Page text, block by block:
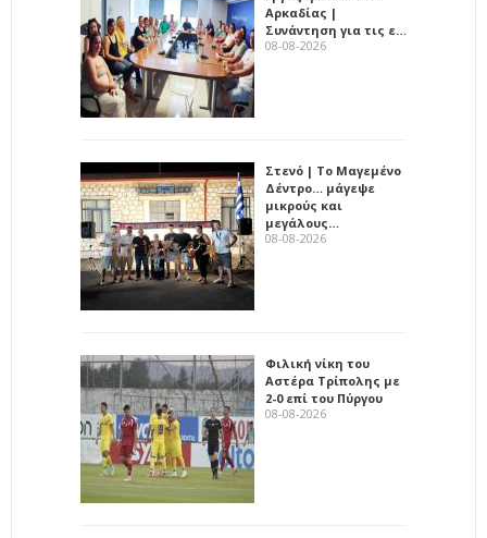
Αρκαδίας |
Συνάντηση για τις ε…
08-08-2026
Στενό | Το Μαγεμένο
Δέντρο… μάγεψε
μικρούς και
μεγάλους…
08-08-2026
Φιλική νίκη του
Αστέρα Τρίπολης με
2-0 επί του Πύργου
08-08-2026